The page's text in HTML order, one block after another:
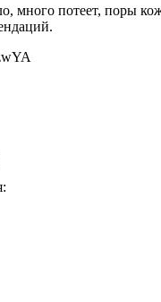
много потеет, поры